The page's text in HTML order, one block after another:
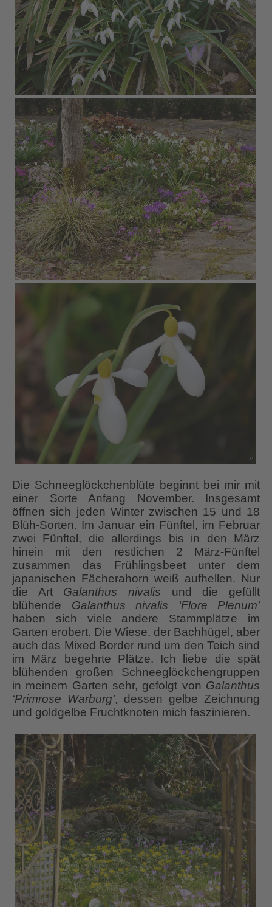
Die Schneeglöckchenblüte beginnt bei mir mit
einer Sorte Anfang November. Insgesamt
öffnen sich jeden Winter zwischen 15 und 18
Blüh-Sorten. Im Januar ein Fünftel, im Februar
zwei Fünftel, die allerdings bis in den März
hinein mit den restlichen 2 März-Fünftel
zusammen das Frühlingsbeet unter dem
japanischen Fächerahorn weiß aufhellen. Nur
die Art Galanthus nivalis und die gefüllt
blühende Galanthus nivalis ‘Flore Plenum’
haben sich viele andere Stammplätze im
Garten erobert. Die Wiese, der Bachhügel, aber
auch das Mixed Border rund um den Teich sind
im März begehrte Plätze. Ich liebe die spät
blühenden großen Schneeglöckchengruppen
in meinem Garten sehr, gefolgt von Galanthus
‘Primrose Warburg’, dessen gelbe Zeichnung
und goldgelbe Fruchtknoten mich faszinieren.